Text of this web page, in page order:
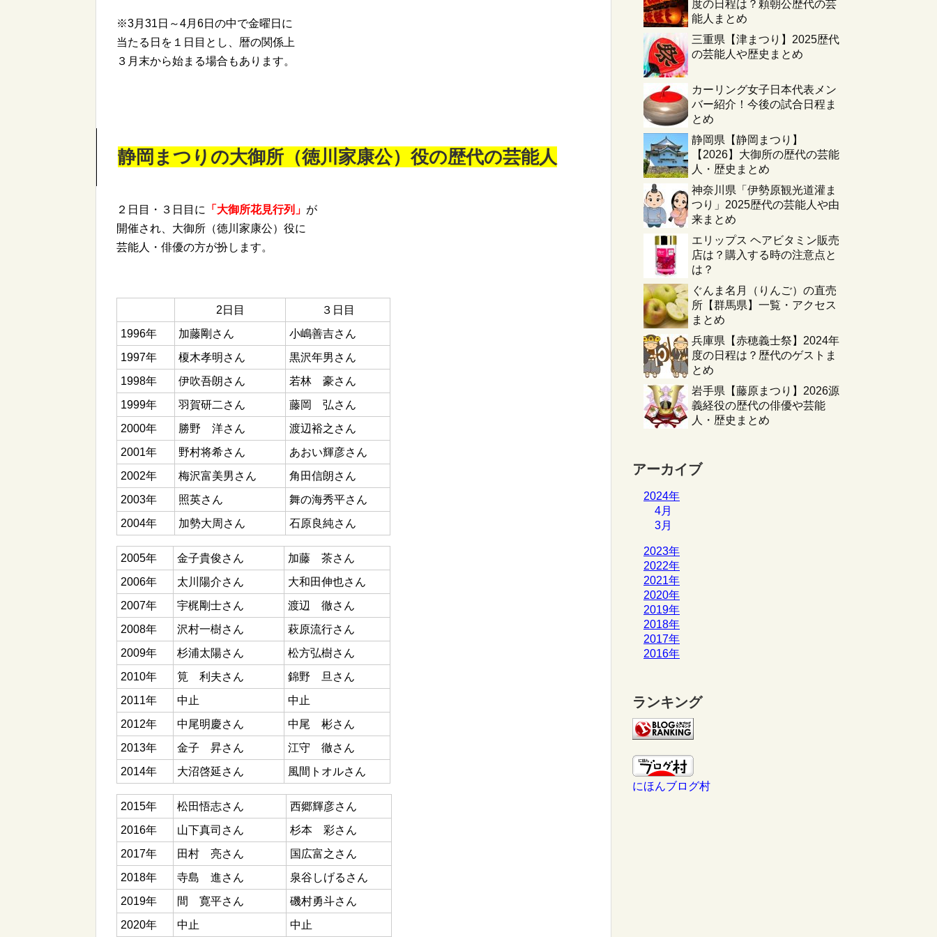
※3月31日～4月6日の中で金曜日に
当たる日を１日目とし、暦の関係上
３月末から始まる場合もあります。
静岡まつりの大御所（徳川家康公）役の歴代の芸能人
２日目・３日目に 「大御所花見行列」 が
開催され、大御所（徳川家康公）役に
芸能人・俳優の方が扮します。
2日目
３日目
1996年
加藤剛さん
小嶋善吉さん
1997年
榎木孝明さん
黒沢年男さん
1998年
伊吹吾朗さん
若林 豪さん
1999年
羽賀研二さん
藤岡 弘さん
2000年
勝野 洋さん
渡辺裕之さん
2001年
野村将希さん
あおい輝彦さん
2002年
梅沢富美男さん
角田信朗さん
2003年
照英さん
舞の海秀平さん
2004年
加勢大周さん 石原良純さん
2005年 金子貴俊さん
加藤 茶さん
2006年
太川陽介さん
大和田伸也さん
2007年
宇梶剛士さん
渡辺 徹さん
2008年
沢村一樹さん
萩原流行さん
2009年
杉浦太陽さん
松方弘樹さん
2010年
筧 利夫さん
錦野 旦さん
2011年
中止
中止
2012年
中尾明慶さん
中尾 彬さん
2013年
金子 昇さん
江守 徹さん
2014年
大沼啓延さん 風間トオルさん
2015年 松田悟志さん
西郷輝彦さん
2016年
山下真司さん
杉本 彩さん
2017年
田村 亮さん
国広富之さん
2018年
寺島 進さん
泉谷しげるさん
2019年
間 寛平さん
磯村勇斗さん
2020年
中止 中止
度の日程は？頼朝公歴代の芸
能人まとめ
三重県【津まつり】2025歴代
の芸能人や歴史まとめ
カーリング女子日本代表メン
バー紹介！今後の試合日程ま
とめ
静岡県【静岡まつり】
【2026】大御所の歴代の芸能
人・歴史まとめ
神奈川県「伊勢原観光道灌ま
つり」2025歴代の芸能人や由
来まとめ
エリップス ヘアビタミン販売
店は？購入する時の注意点と
は？
ぐんま名月（りんご）の直売
所【群馬県】一覧・アクセス
まとめ
兵庫県【赤穂義士祭】2024年
度の日程は？歴代のゲストま
とめ
岩手県【藤原まつり】2026源
義経役の歴代の俳優や芸能
人・歴史まとめ
アーカイブ
2024年
4月
3月
2023年
2022年
2021年
2020年
2019年
2018年
2017年
2016年
ランキング
にほんブログ村